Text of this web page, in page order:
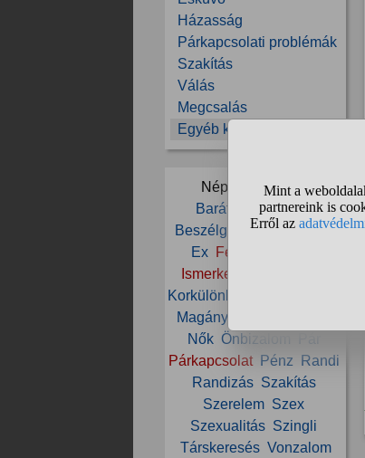
Házasság
Párkapcsolati problémák
Szakítás
Válás
Megcsalás
Egyéb kérdések
Népszerű témák:
Barátnő
Barátság
Beszélgetés Csaj Csók
Ex
Férfi
Ismerkedés
Korkülönbség
Magány
Nők Önbizalom
Párkapcsolat
Pénz
Randi
Randizás Szakítás
Szerelem Szex
Szexualitás Szingli
Társkeresés Vonzalom